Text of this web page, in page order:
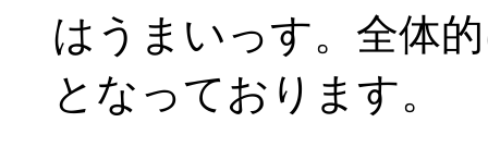
はうまいっす。全体
となっております。